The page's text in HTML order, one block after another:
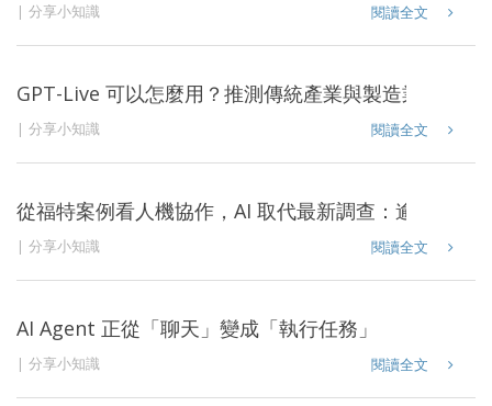
分享小知識 閱讀全文
GPT-Live 可以怎麼用？推測傳統產業與製造業的 10
分享小知識 閱讀全文
從福特案例看人機協作，AI 取代最新調查：逾 3 成企
分享小知識 閱讀全文
AI Agent 正從「聊天」變成「執行任務」
分享小知識 閱讀全文